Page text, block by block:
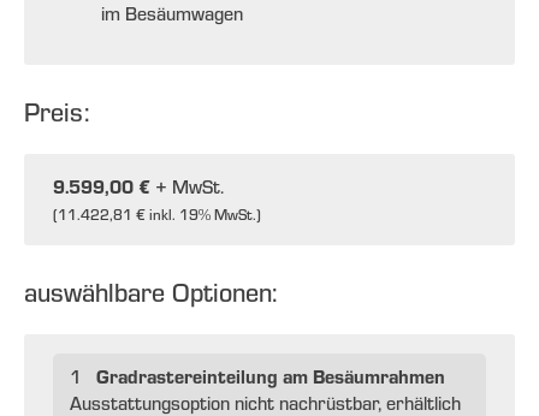
im Besäumwagen
Preis:
9.599,00 € + MwSt.
(11.422,81 €inkl. 19% MwSt.)
auswählbare Optionen:
1 Gradrastereinteilung am Besäumrahmen
Ausstattungsoption nicht nachrüstbar, erhältlich